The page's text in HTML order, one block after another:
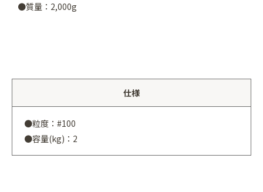
●質量：2,000g
仕様
●粒度：#100
●容量(kg)：2